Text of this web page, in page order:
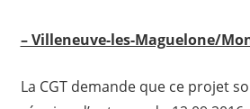
– Villeneuve-les-Maguelone/
La CGT demande que ce projet